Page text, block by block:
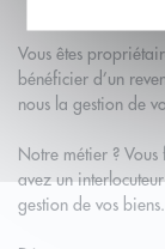
Vous êtes
bénéficier d’un
nous la gestion de
Notre métier ?
avez un
gestion de vos